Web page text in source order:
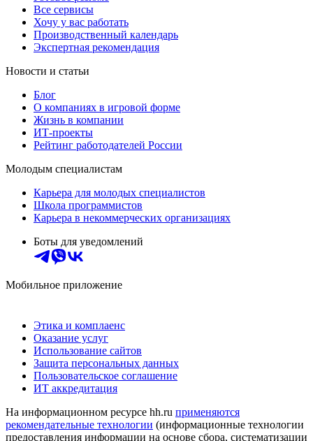
Все сервисы
Хочу у вас работать
Производственный календарь
Экспертная рекомендация
Новости и статьи
Блог
О компаниях в игровой форме
Жизнь в компании
ИТ-проекты
Рейтинг работодателей России
Молодым специалистам
Карьера для молодых специалистов
Школа программистов
Карьера в некоммерческих организациях
Боты для уведомлений
Мобильное приложение
Этика и комплаенс
Оказание услуг
Использование сайтов
Защита персональных данных
Пользовательское соглашение
ИТ аккредитация
На информационном ресурсе hh.ru применяются
рекомендательные технологии (информационные технологии
предоставления информации на основе сбора, систематизации